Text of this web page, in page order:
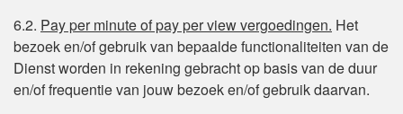
6.2. Pay per minute of pay per view vergoedingen. Het
bezoek en/of gebruik van bepaalde functionaliteiten van de
Dienst worden in rekening gebracht op basis van de duur
en/of frequentie van jouw bezoek en/of gebruik daarvan.